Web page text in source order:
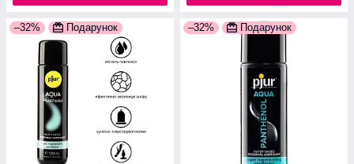
–32% Подарунок –32% Подарунок